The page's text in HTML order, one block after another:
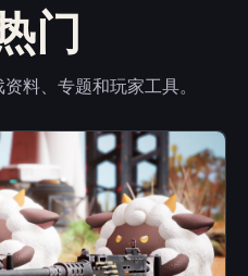
门
料、专题和玩家工具。